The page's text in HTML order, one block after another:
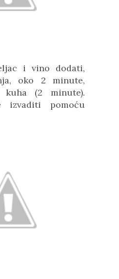
i vino dodati,
oko 2 minute,
(2 minute).
izvaditi pomoću